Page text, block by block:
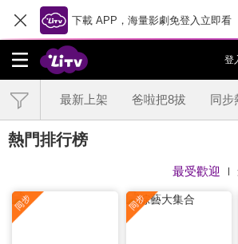
下載 APP，海量影劇免登入立即看
登
最新上架 爸啦把8拔 同步
熱門排行榜
最受歡迎